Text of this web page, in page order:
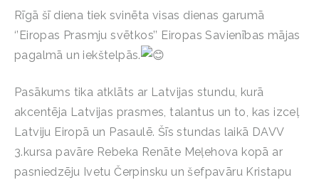
Rīgā šī diena tiek svinēta visas dienas garumā
‘’Eiropas Prasmju svētkos’’ Eiropas Savienības mājas
pagalmā un iekštelpās.
Pasākums tika atklāts ar Latvijas stundu, kurā
akcentēja Latvijas prasmes, talantus un to, kas izceļ
Latviju Eiropā un Pasaulē. Šīs stundas laikā DAVV
3.kursa pavāre Rebeka Renāte Meļehova kopā ar
pasniedzēju Ivetu Čerpinsku un šefpavāru Kristapu